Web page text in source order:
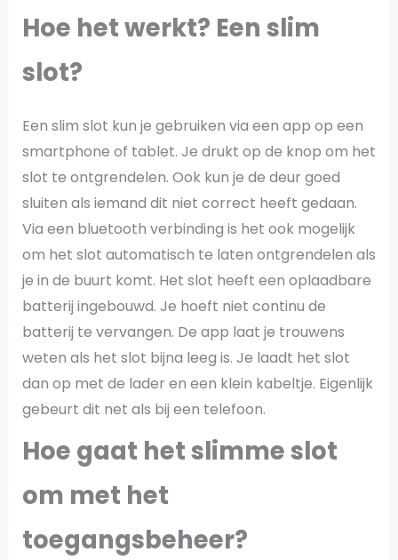
Hoe het werkt? Een slim
slot?
Een slim slot kun je gebruiken via een app op een
smartphone of tablet. Je drukt op de knop om het
slot te ontgrendelen. Ook kun je de deur goed
sluiten als iemand dit niet correct heeft gedaan.
Via een bluetooth verbinding is het ook mogelijk
om het slot automatisch te laten ontgrendelen als
je in de buurt komt. Het slot heeft een oplaadbare
batterij ingebouwd. Je hoeft niet continu de
batterij te vervangen. De app laat je trouwens
weten als het slot bijna leeg is. Je laadt het slot
dan op met de lader en een klein kabeltje. Eigenlijk
gebeurt dit net als bij een telefoon.
Hoe gaat het slimme slot
om met het
toegangsbeheer?